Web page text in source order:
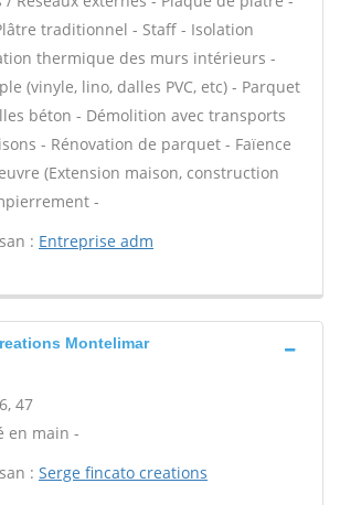
traditionnel - Staff - Isolation
thermique des murs intérieurs -
(vinyle, lino, dalles PVC, etc) - Parquet
béton - Démolition avec transports
- Rénovation de parquet - Faïence
(Extension maison, construction
-
: Entreprise adm
Montelimar
47
en main -
: Serge fincato creations